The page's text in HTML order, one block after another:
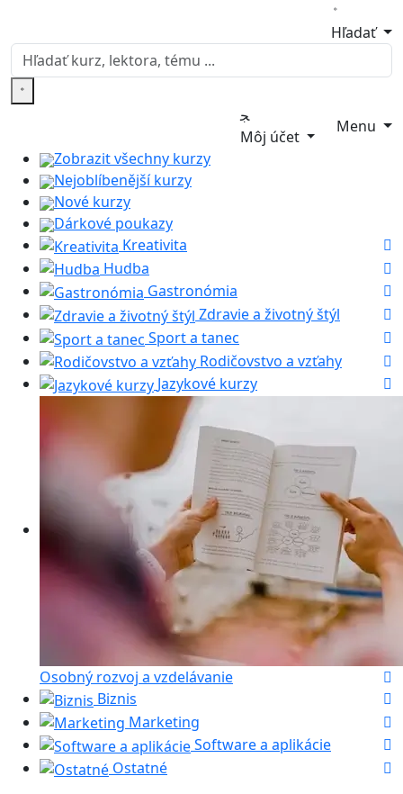
Hľadať
Môj účet
Menu
Zobrazit všechny kurzy
Nejoblíbenější kurzy
Nové kurzy
Dárkové poukazy
Kreativita
Hudba
Gastronómia
Zdravie a životný štýl
Sport a tanec
Rodičovstvo a vzťahy
Jazykové kurzy
Osobný rozvoj a vzdelávanie
Biznis
Marketing
Software a aplikácie
Ostatné